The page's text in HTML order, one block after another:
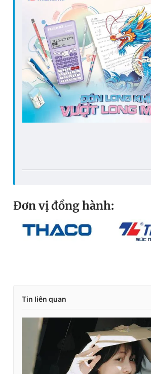
Đơn vị đồng hành:
Tin liên quan